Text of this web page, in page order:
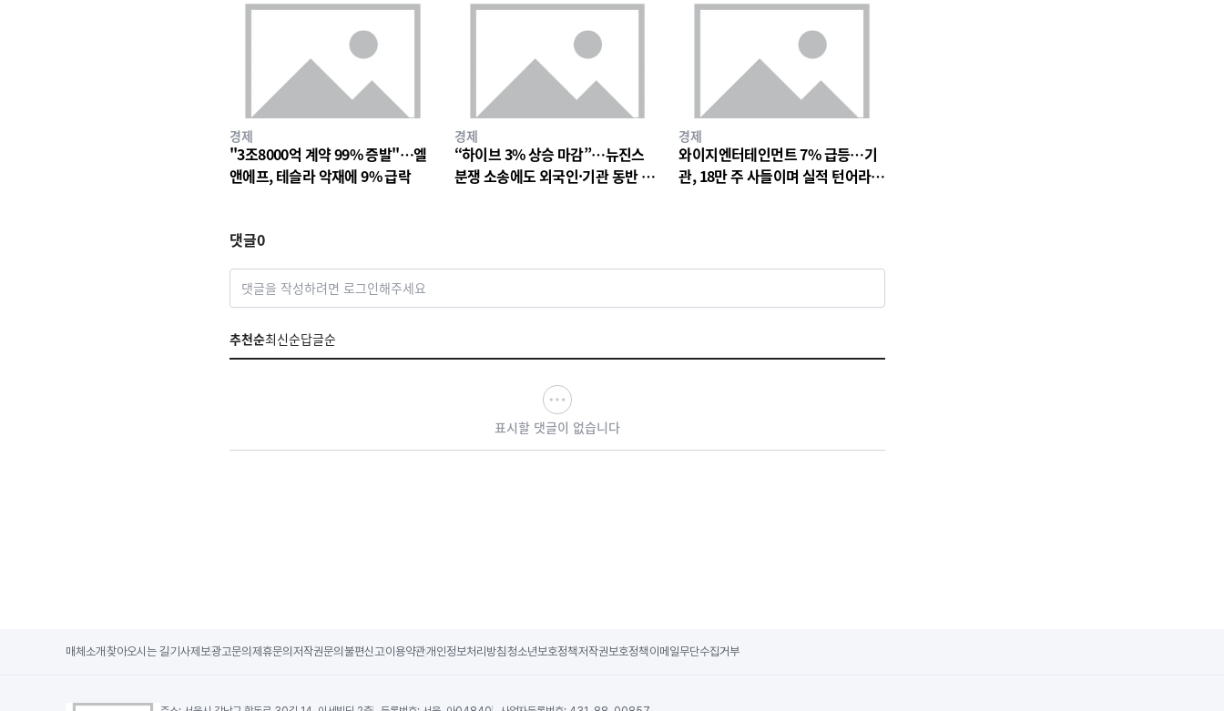
경제
"3조8000억 계약 99% 증발"…엘
앤에프, 테슬라 악재에 9% 급락
경제
“하이브 3% 상승 마감”…뉴진스
분쟁 소송에도 외국인·기관 동반 매
경제
와이지엔터테인먼트 7% 급등…기
관, 18만 주 사들이며 실적 턴어라운
댓글0
댓글을 작성하려면 로그인해주세요
추천순최신순답글순
표시할 댓글이 없습니다
매체소개 찾아오시는 길기사제보광고문의 제휴문의 저작권문의 불편신고이용약관개인정보처리방침 청소년보호정책저작권보호정책 이메일무단수집거부